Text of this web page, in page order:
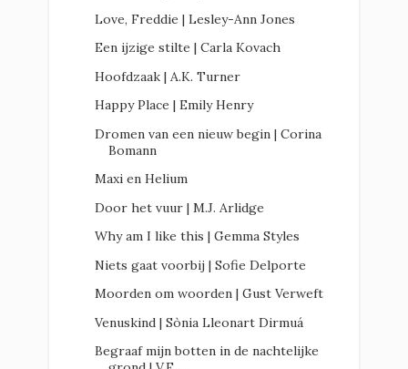
Love, Freddie | Lesley-Ann Jones
Een ijzige stilte | Carla Kovach
Hoofdzaak | A.K. Turner
Happy Place | Emily Henry
Dromen van een nieuw begin | Corina
Bomann
Maxi en Helium
Door het vuur | M.J. Arlidge
Why am I like this | Gemma Styles
Niets gaat voorbij | Sofie Delporte
Moorden om woorden | Gust Verweft
Venuskind | Sònia Lleonart Dirmuá
Begraaf mijn botten in de nachtelijke